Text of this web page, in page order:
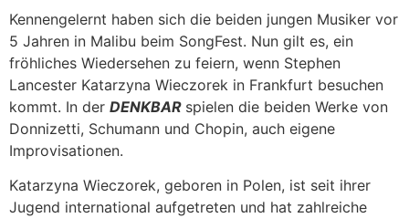
Kennengelernt haben sich die beiden jungen Musiker vor
5 Jahren in Malibu beim SongFest. Nun gilt es, ein
fröhliches Wiedersehen zu feiern, wenn Stephen
Lancester Katarzyna Wieczorek in Frankfurt besuchen
kommt. In der DENKBAR spielen die beiden Werke von
Donnizetti, Schumann und Chopin, auch eigene
Improvisationen.
Katarzyna Wieczorek, geboren in Polen, ist seit ihrer
Jugend international aufgetreten und hat zahlreiche